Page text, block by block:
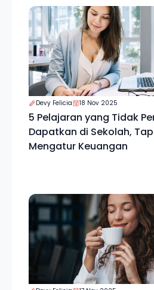
Devy Felicia 18 Nov 2025
5 Pelajaran yang Tidak
Dapatkan di Sekolah,
Mengatur Keuangan